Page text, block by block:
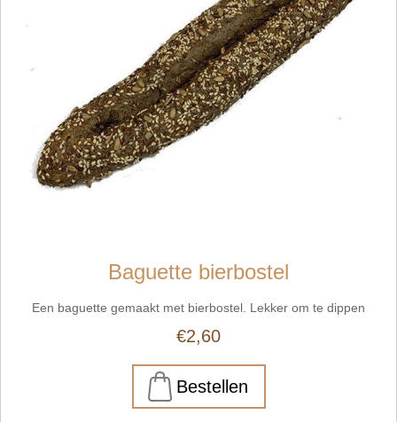
Baguette bierbostel
Een baguette gemaakt met bierbostel. Lekker om te dippen
€2,60